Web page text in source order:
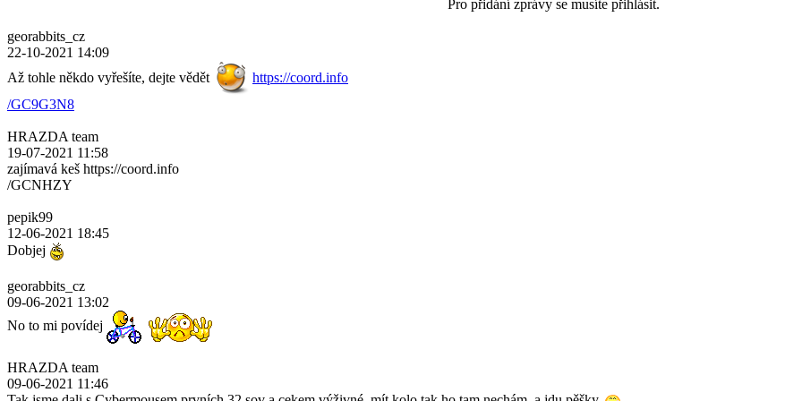
Pro přidání zprávy se musíte přihlásit.
georabbits_cz
22-10-2021 14:09
Až tohle někdo vyřešíte, dejte vědět
https://coord.info
/GC9G3N8
HRAZDA team
19-07-2021 11:58
zajímavá keš https://coord.info
/GCNHZY
pepik99
12-06-2021 18:45
Dobjej
georabbits_cz
09-06-2021 13:02
No to mi povídej
HRAZDA team
09-06-2021 11:46